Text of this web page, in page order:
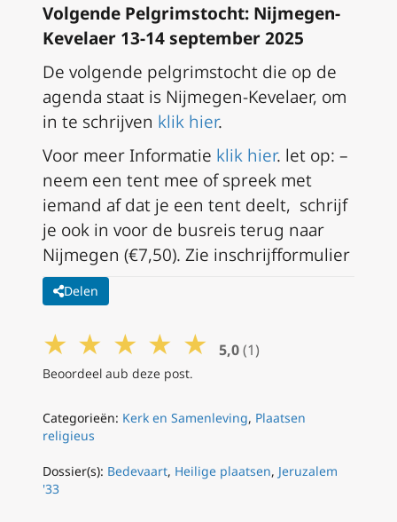
Volgende Pelgrimstocht: Nijmegen-
Kevelaer 13-14 september 2025
De volgende pelgrimstocht die op de
agenda staat is Nijmegen-Kevelaer, om
in te schrijven klik hier.
Voor meer Informatie klik hier. let op: –
neem een tent mee of spreek met
iemand af dat je een tent deelt, ⁠schrijf
je ook in voor de busreis terug naar
Nijmegen (€7,50). Zie inschrijfformulier
Delen
★ ★ ★ ★ ★ 5,0 (1)
Beoordeel aub deze post.
Categorieën: Kerk en Samenleving, Plaatsen
religieus
Dossier(s): Bedevaart, Heilige plaatsen, Jeruzalem
'33